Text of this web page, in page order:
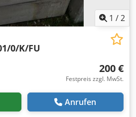
1 /2
0/K/FU
200 €
Festpreis zzgl. MwSt.
Anrufen